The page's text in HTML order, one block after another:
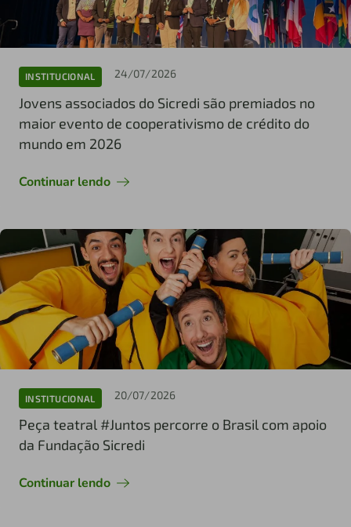
INSTITUCIONAL 24/07/2026
Jovens associados do Sicredi são premiados no
maior evento de cooperativismo de crédito do
mundo em 2026
Continuar lendo
INSTITUCIONAL 20/07/2026
Peça teatral #Juntos percorre o Brasil com apoio
da Fundação Sicredi
Continuar lendo